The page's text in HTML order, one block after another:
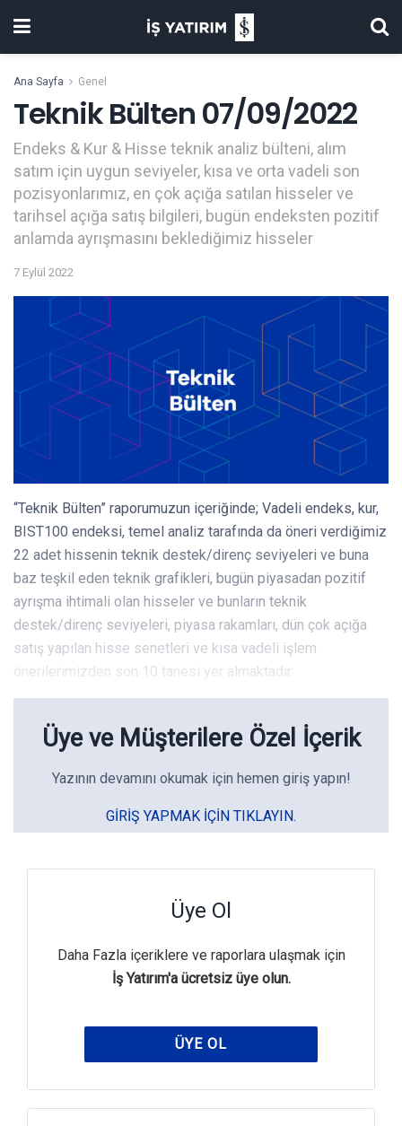
Ana Sayfa Genel
Teknik Bülten 07/09/2022
Endeks & Kur & Hisse teknik analiz bülteni, alım
satım için uygun seviyeler, kısa ve orta vadeli son
pozisyonlarımız, en çok açığa satılan hisseler ve
tarihsel açığa satış bilgileri, bugün endeksten pozitif
anlamda ayrışmasını beklediğimiz hisseler
7 Eylül 2022
“Teknik Bülten” raporumuzun içeriğinde; Vadeli endeks, kur,
BIST100 endeksi, temel analiz tarafında da öneri verdiğimiz
22 adet hissenin teknik destek/direnç seviyeleri ve buna
baz teşkil eden teknik grafikleri, bugün piyasadan pozitif
ayrışma ihtimali olan hisseler ve bunların teknik
destek/direnç seviyeleri, piyasa rakamları, dün çok açığa
satış yapılan hisse senetleri ve kısa vadeli işlem
önerilerimizden son 10 tanesi yer almaktadır.
Üye ve Müşterilere Özel İçerik
Yazının devamını okumak için hemen giriş yapın!
GIRIŞ YAPMAK IÇIN TIKLAYIN.
Üye Ol
Daha Fazla içeriklere ve raporlara ulaşmak için
İş Yatırım'a ücretsiz üye olun.
ÜYE OL